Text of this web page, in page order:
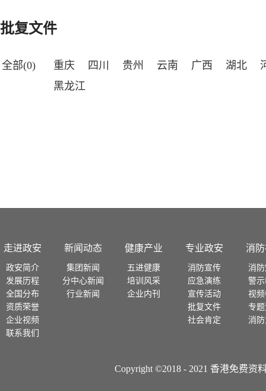
批复文件
全部(0) 重庆 四川 贵州 云南 广西 湖北
黑龙江
走进政安
政安简介
发展历程
全国分布
资质荣誉
企业视频
联系我们
新闻动态
集团新闻
分中心新闻
行业新闻
健康产业
五进健康
培训风采
企业内刊
专业政安
消防宣传
应急演练
宣传活动
批复文件
社会肯定
消
消
警
视
专
消
Copyright ©2018 - 2021 香港免费资